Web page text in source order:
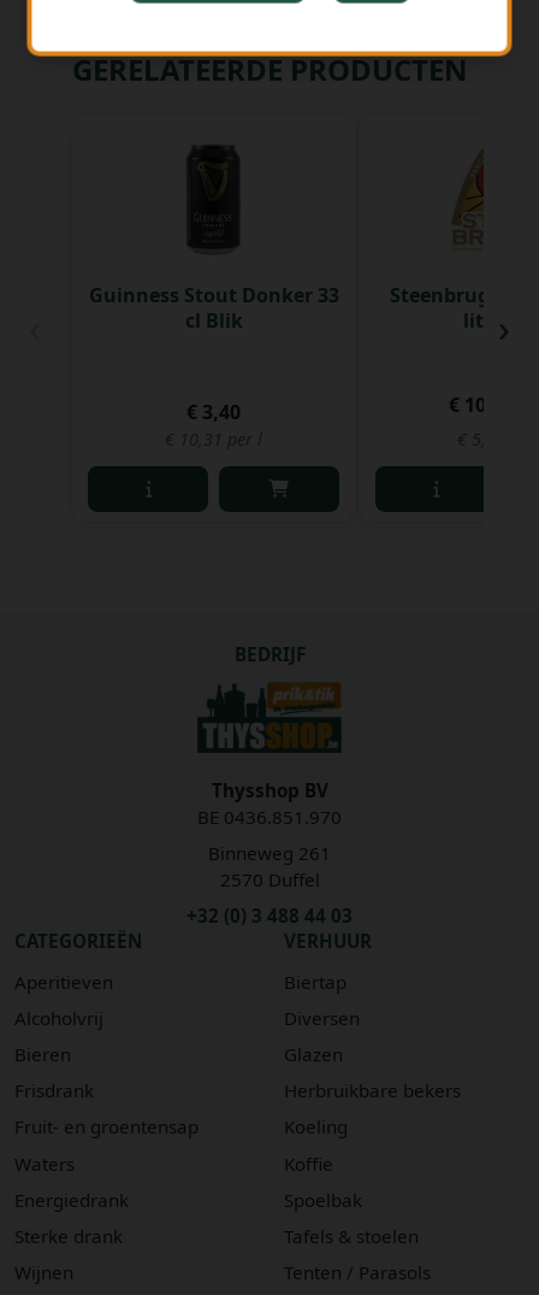
GERELATEERDE PRODUCTEN
Guinness Stout Donker 33
cl Blik
€ 3,40
€ 10,31 per l
Steenbrugge
liter Vat
€ 100,80
€ 5,04
›
BEDRIJF
Thysshop BV
BE 0436.851.970
Binneweg 261
2570 Duffel
+32 (0) 3 488 44 03
CATEGORIEËN
Aperitieven
Alcoholvrij
Bieren
Frisdrank
Fruit- en groentensap
Waters
Energiedrank
Sterke drank
Wijnen
VERHUUR
Biertap
Diversen
Glazen
Herbruikbare bekers
Koeling
Koffie
Spoelbak
Tafels & stoelen
Tenten / Parasols